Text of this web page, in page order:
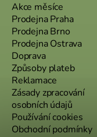
Akce měsíce
Prodejna Praha
Prodejna Brno
Prodejna Ostrava
Doprava
Způsoby plateb
Reklamace
Zásady zpracování
osobních údajů
Používání cookies
Obchodní podmínky